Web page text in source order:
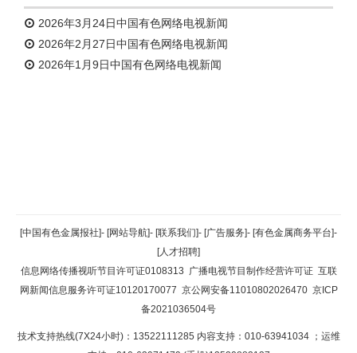
2026年3月24日中国有色网络电视新闻
2026年2月27日中国有色网络电视新闻
2026年1月9日中国有色网络电视新闻
返回顶部
返回首页
[中国有色金属报社]- [网站导航]- [联系我们]- [广告服务]- [有色金属商务平台]-
[人才招聘]
信息网络传播视听节目许可证0108313 广播电视节目制作经营许可证 互联
网新闻信息服务许可证10120170077 京公网安备11010802026470 京ICP
备2021036504号
技术支持热线(7X24小时)：13522111285 内容支持：010-63941034 ；运维